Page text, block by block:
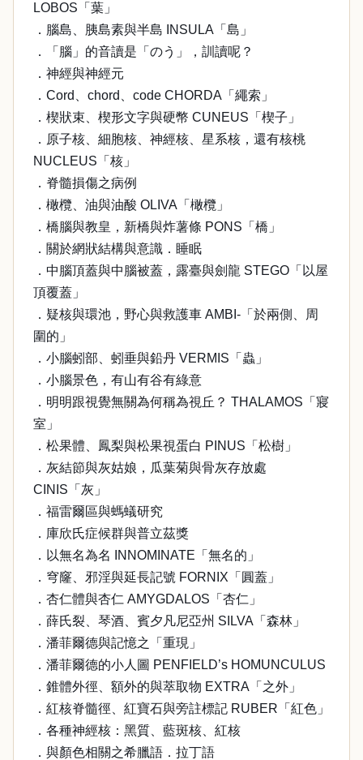
LOBOS「葉」
．腦島、胰島素與半島 INSULA「島」
．「腦」的音讀是「のう」，訓讀呢？
．神經與神經元
．Cord、chord、code CHORDA「繩索」
．楔狀束、楔形文字與硬幣 CUNEUS「楔子」
．原子核、細胞核、神經核、星系核，還有核桃
NUCLEUS「核」
．脊髓損傷之病例
．橄欖、油與油酸 OLIVA「橄欖」
．橋腦與教皇，新橋與炸薯條 PONS「橋」
．關於網狀結構與意識．睡眠
．中腦頂蓋與中腦被蓋，露臺與劍龍 STEGO「以屋
頂覆蓋」
．疑核與環池，野心與救護車 AMBI-「於兩側、周
圍的」
．小腦蚓部、蚓垂與鉛丹 VERMIS「蟲」
．小腦景色，有山有谷有綠意
．明明跟視覺無關為何稱為視丘？ THALAMOS「寢
室」
．松果體、鳳梨與松果視蛋白 PINUS「松樹」
．灰結節與灰姑娘，瓜葉菊與骨灰存放處
CINIS「灰」
．福雷爾區與螞蟻研究
．庫欣氏症候群與普立茲獎
．以無名為名 INNOMINATE「無名的」
．穹窿、邪淫與延長記號 FORNIX「圓蓋」
．杏仁體與杏仁 AMYGDALOS「杏仁」
．薛氏裂、琴酒、賓夕凡尼亞州 SILVA「森林」
．潘菲爾德與記憶之「重現」
．潘菲爾德的小人圖 PENFIELD’s HOMUNCULUS
．錐體外徑、額外的與萃取物 EXTRA「之外」
．紅核脊髓徑、紅寶石與旁註標記 RUBER「紅色」
．各種神經核：黑質、藍斑核、紅核
．與顏色相關之希臘語．拉丁語